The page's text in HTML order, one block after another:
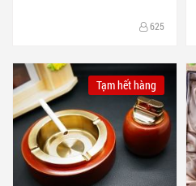
625
Tạm hết hàng